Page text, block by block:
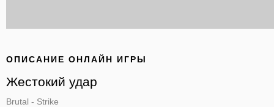
ОПИСАНИЕ ОНЛАЙН ИГРЫ
Жестокий удар
Brutal - Strike